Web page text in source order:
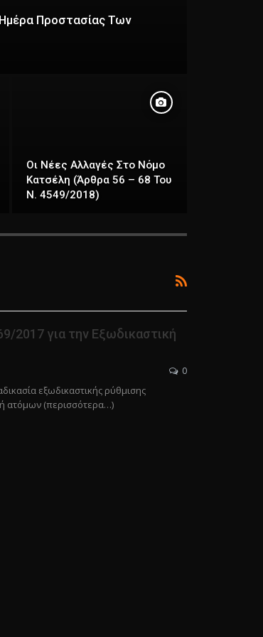
Προστασίας Των
Οι Νέες Αλλαγές Στο Νόμο
Κατσέλη (άρθρα 56 – 68 Του
Ν. 4549/2018)
2017 για την Εξωδικαστική
0
εξωδικαστικής ρύθμισης
ατόμων (περισσότερα…)